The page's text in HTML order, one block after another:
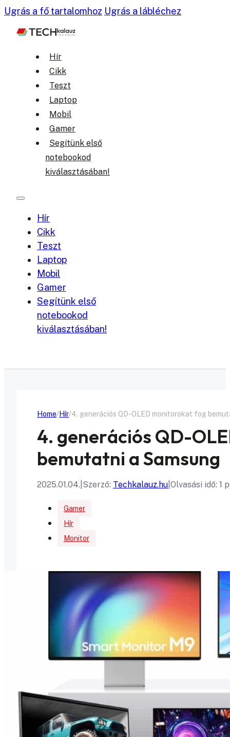
Ugrás a fő tartalomhoz Ugrás a lábléchez
Hír
Cikk
Teszt
Laptop
Mobil
Gamer
Segítünk első
notebookod
kiválasztásában!
Hír
Cikk
Teszt
Laptop
Mobil
Gamer
Segítünk első
notebookod
kiválasztásában!
Home Hír 4. generációs QD-OLED monitorokat fog
4. generációs QD-
bemutatni a Samsung
2025.01.04. Szerző: Techkalauz.hu Olvasási idő: 1
Gamer
Hír
Monitor